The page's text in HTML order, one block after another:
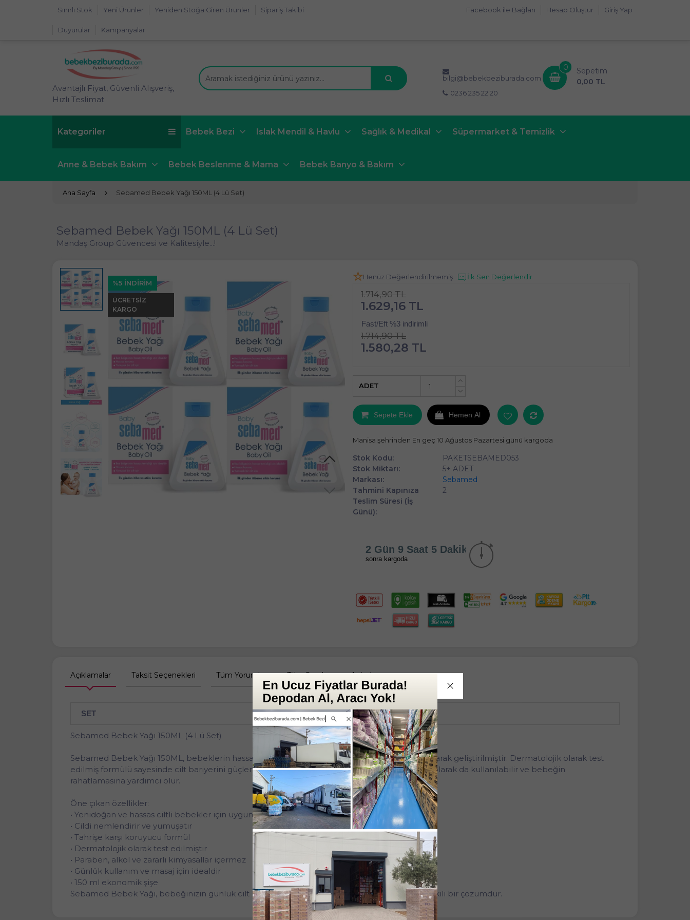
Sınırlı Stok Yeni Ürünler Yeniden Stoğa Giren Ürünler Sipariş Takibi
Duyurular Kampanyalar
Giriş Yap
Hesap Oluştur
Facebook ile Bağlan
Avantajlı Fiyat, Güvenli Alışveriş,
Hızlı Teslimat
bilgi@bebekbeziburada.com
0236 235 22 20
0
Sepetim
0,00 TL
Kategoriler Bebek Bezi Islak Mendil & Havlu Sağlık & Medikal Süpermarket & Temizlik
Anne & Bebek Bakım Bebek Beslenme & Mama Bebek Banyo & Bakım
Ana Sayfa Sebamed Bebek Yağı 150ML (4 Lü Set)
Sebamed Bebek Yağı 150ML (4 Lü Set)
Mandaş Group Güvencesi ve Kalitesiyle...!
%5 İNDİRİM
ÜCRETSIZ
KARGO
Henüz Değerlendirilmemiş İlk Sen Değerlendir
1.714,90 TL
1.629,16 TL
Fast/Eft %3 indirimli
1.714,90 TL
1.580,28 TL
+
ADET
Sepete Ekle Hemen Al
Manisa şehrinden En geç 10 Ağustos Pazartesi günü kargoda
Stok Kodu:
PAKETSEBAMED053
Stok Miktarı:
5+ ADET
Markası:
Sebamed
Tahmini Kapınıza
Teslim Süresi (İş
Günü):
2
2 Gün 9 Saat 4 Dakika
sonra kargoda
Açıklamalar Taksit Seçenekleri Tüm Yorumlar Tüm Sorular Anket
SET 4'lü
Sebamed Bebek Yağı 150ML (4 Lü Set)
Sebamed Bebek Yağı 150ML, bebeklerin hassas cildini korumak ve nemlendirmek için özel olarak geliştirilmiştir. Dermatolojik olarak test
edilmiş formülü sayesinde cilt bariyerini güçlendirir ve tahrişe karşı koruma sağlar. Masaj yağı olarak da kullanılabilir ve bebeğin
rahatlamasına yardımcı olur.
Öne çıkan özellikler:
• Yenidoğan ve hassas ciltli bebekler için uygun
• Cildi nemlendirir ve yumuşatır
• Tahrişe karşı koruyucu formül
• Dermatolojik olarak test edilmiştir
• Paraben, alkol ve zararlı kimyasallar içermez
• Günlük kullanım ve masaj için idealdir
• 150 ml ekonomik şişe
Sebamed Bebek Yağı, bebeğinizin günlük cilt bakımını güvenle yapabilmeniz için nazik ve etkili bir çözümdür.